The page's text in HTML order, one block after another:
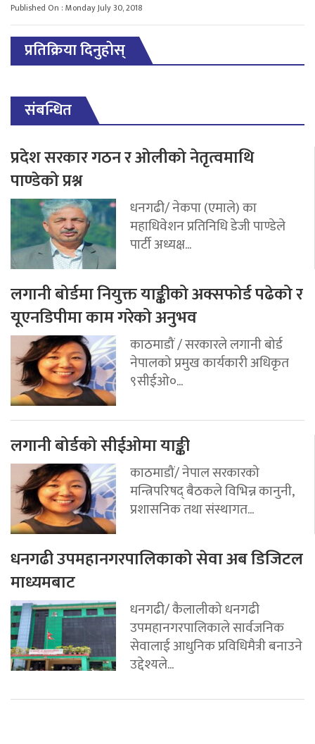
Published On : Monday July 30, 2018
प्रतिक्रिया दिनुहोस्
संबन्धित
प्रदेश सरकार गठन र ओलीको नेतृत्वमाथि
पाण्डेको प्रश्न
धनगढी/ नेकपा (एमाले) का
महाधिवेशन प्रतिनिधि डेजी पाण्डेले
पार्टी अध्यक्ष...
लगानी बोर्डमा नियुक्त याङ्कीको अक्सफोर्ड पढेको र
यूएनडिपीमा काम गरेको अनुभव
काठमाडौं / सरकारले लगानी बोर्ड
नेपालको प्रमुख कार्यकारी अधिकृत
९सीईओ०...
लगानी बोर्डको सीईओमा याङ्की
काठमाडौं/ नेपाल सरकारको
मन्त्रिपरिषद् बैठकले विभिन्न कानुनी,
प्रशासनिक तथा संस्थागत...
धनगढी उपमहानगरपालिकाको सेवा अब डिजिटल
माध्यमबाट
धनगढी/ कैलालीको धनगढी
उपमहानगरपालिकाले सार्वजनिक
सेवालाई आधुनिक प्रविधिमैत्री बनाउने
उद्देश्यले...